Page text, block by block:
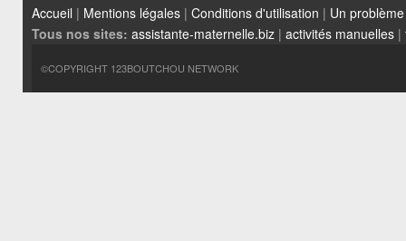
Accueil | Mentions légales | Conditions d'utilisation | Un
Tous nos sites: assistante-maternelle.biz | activités manuelles |
©COPYRIGHT 123BOUTCHOU NETWORK